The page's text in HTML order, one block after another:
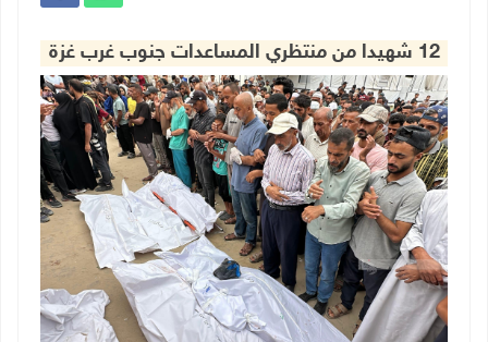
12 شهيدا من منتظري المساعدات جنوب غرب غزة